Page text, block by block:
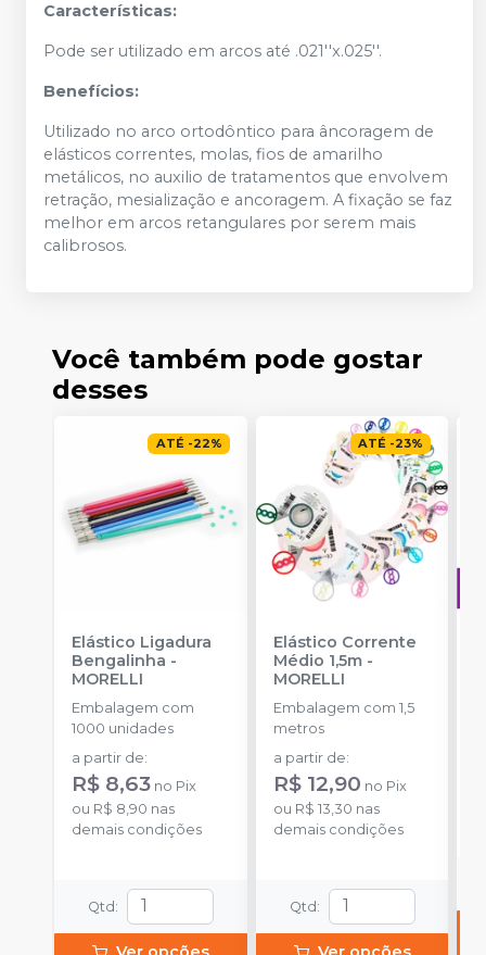
Características:
Pode ser utilizado em arcos até .021''x.025''.
Benefícios:
Utilizado no arco ortodôntico para âncoragem de
elásticos correntes, molas, fios de amarilho
metálicos, no auxilio de tratamentos que envolvem
retração, mesialização e ancoragem. A fixação se faz
melhor em arcos retangulares por serem mais
calibrosos.
Você também pode gostar
desses
ATÉ -22%
Elástico Ligadura
Bengalinha -
MORELLI
Embalagem com
1000 unidades
a partir de:
R$ 8,63 no Pix
ou R$ 8,90 nas
demais condições
Qtd :
ATÉ -23%
Elástico Corrente
Médio 1,5m-
MORELLI
Embalagem com 1,5
metros
a partir de:
R$ 12,90 no Pix
ou R$ 13,30 nas
demais condições
Qtd :